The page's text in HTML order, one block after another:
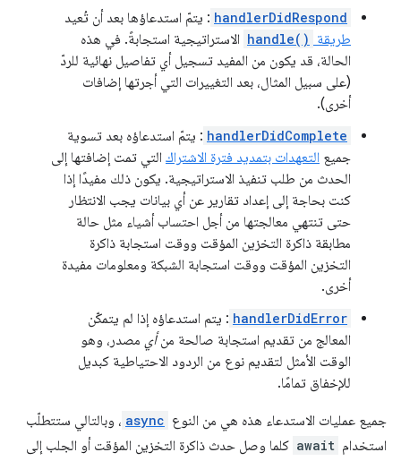
handlerDidRespond : يتمّ استدعاؤها بعد أن تُعيد
طريقة handle() الاستراتيجية استجابةً. في هذه
الحالة، قد يكون من المفيد تسجيل أي تفاصيل نهائية للردّ
(على سبيل المثال، بعد التغييرات التي أجرتها إضافات
أخرى).
handlerDidComplete : يتمّ استدعاؤه بعد تسوية
جميع التعهدات بتمديد فترة الاشتراك التي تمت إضافتها إلى
الحدث من طلب تنفيذ الاستراتيجية. يكون ذلك مفيدًا إذا
كنت بحاجة إلى إعداد تقارير عن أي بيانات يجب الانتظار
حتى تنتهي معالجتها من أجل احتساب أشياء مثل حالة
مطابقة ذاكرة التخزين المؤقت ووقت استجابة ذاكرة
التخزين المؤقت ووقت استجابة الشبكة ومعلومات مفيدة
أخرى.
handlerDidError : يتم استدعاؤه إذا لم يتمكّن
المعالج من تقديم استجابة صالحة منأي مصدر، وهو
الوقت الأمثل لتقديم نوع من الردود الاحتياطية كبديل
للإخفاق تمامًا.
جميع عمليات الاستدعاء هذه هي من النوع async ، وبالتالي ستتطلّب
استخدام await كلما وصل حدث ذاكرة التخزين المؤقت أو الجلب إلى